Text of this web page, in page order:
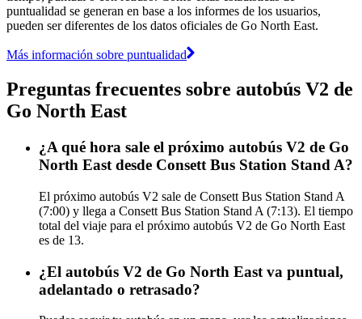
puntualidad se generan en base a los informes de los usuarios,
pueden ser diferentes de los datos oficiales de Go North East.
Más información sobre puntualidad
Preguntas frecuentes sobre autobús V2 de
Go North East
¿A qué hora sale el próximo autobús V2 de Go
North East desde Consett Bus Station Stand A?
El próximo autobús V2 sale de Consett Bus Station Stand A
(7:00) y llega a Consett Bus Station Stand A (7:13). El tiempo
total del viaje para el próximo autobús V2 de Go North East
es de 13.
¿El autobús V2 de Go North East va puntual,
adelantado o retrasado?